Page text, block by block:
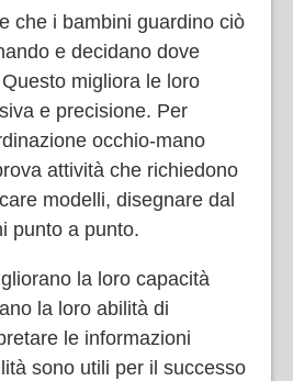
che i bambini guardino ciò
e decidano dove
migliora le loro
e precisione. Per
occhio-mano
attività che richiedono
modelli, disegnare dal
punto a punto.
la loro capacità
la loro abilità di
le informazioni
sono utili per il successo